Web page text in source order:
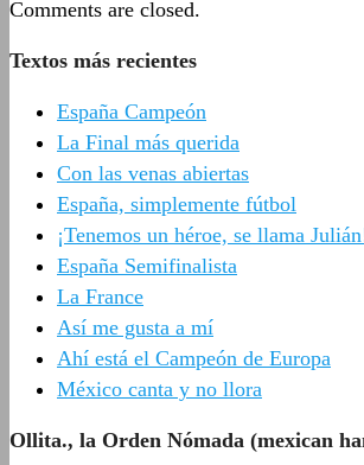
Comments are closed.
Textos más recientes
España Campeón
La Final más querida
Con las venas abiertas
España, simplemente fútbol
¡Tenemos un héroe, se llama
España Semifinalista
La France
Así me gusta a mí
Ahí está el Campeón de Europa
México canta y no llora
Ollita., la Orden Nómada (mexican